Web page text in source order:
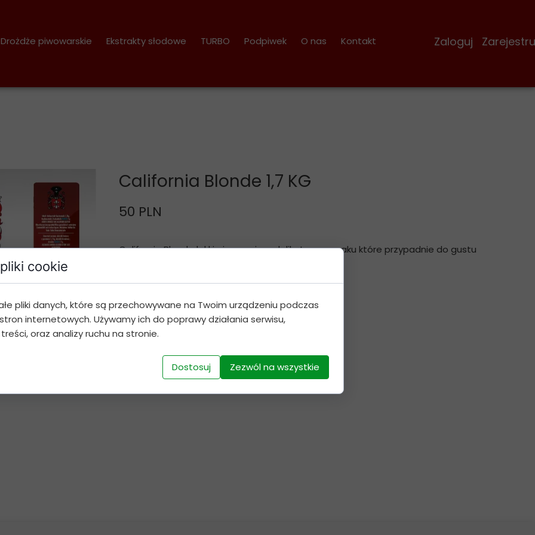
Zaloguj
Drożdże piwowarskie Ekstrakty słodowe TURBO Podpiwek O nas Kontakt
Dodaj do koszyka
California Blonde lekkie jasne piwo, delikatne w smaku które przypadnie do gustu
50 PLN
California Blonde 1,7 KG
cookie
pliki danych, które są przechowywane na Twoim urządzeniu podczas
internetowych. Używamy ich do poprawy działania serwisu,
oraz analizy ruchu na stronie.
Dostosuj Zezwól na wszystkie